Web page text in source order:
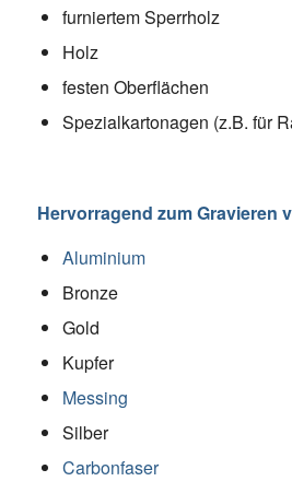
furniertem Sperrholz
Holz
festen Oberflächen
Spezialkartonagen (z.B. für
Hervorragend zum Gravieren
Aluminium
Bronze
Gold
Kupfer
Messing
Silber
Carbonfaser